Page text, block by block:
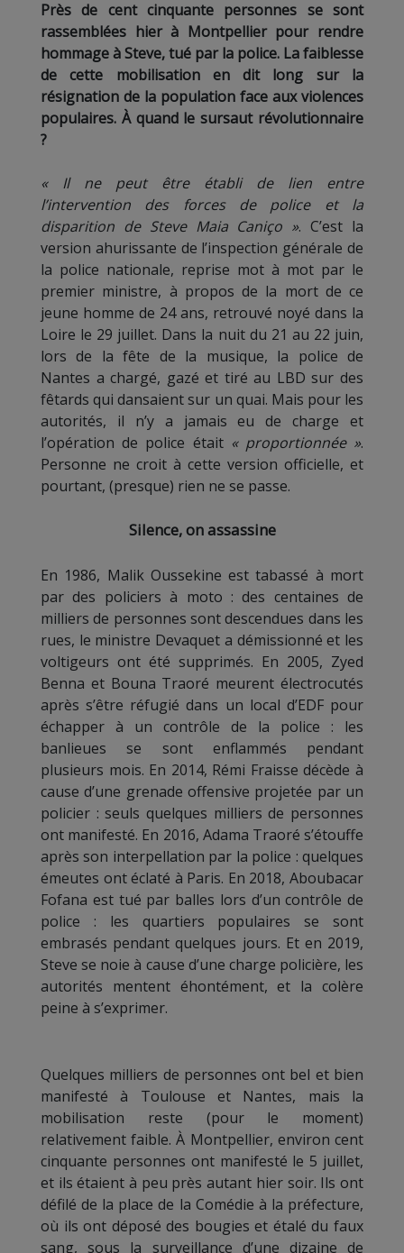
Près de cent cinquante personnes se sont
rassemblées hier à Montpellier pour rendre
hommage à Steve, tué par la police. La faiblesse
de cette mobilisation en dit long sur la
résignation de la population face aux violences
populaires. À quand le sursaut révolutionnaire
?
« Il ne peut être établi de lien entre
l’intervention des forces de police et la
disparition de Steve Maia Caniço ». C’est la
version ahurissante de l’inspection générale de
la police nationale, reprise mot à mot par le
premier ministre, à propos de la mort de ce
jeune homme de 24 ans, retrouvé noyé dans la
Loire le 29 juillet. Dans la nuit du 21 au 22 juin,
lors de la fête de la musique, la police de
Nantes a chargé, gazé et tiré au LBD sur des
fêtards qui dansaient sur un quai. Mais pour les
autorités, il n’y a jamais eu de charge et
l’opération de police était « proportionnée».
Personne ne croit à cette version officielle, et
pourtant, (presque) rien ne se passe.
Silence, on assassine
En 1986, Malik Oussekine est tabassé à mort
par des policiers à moto : des centaines de
milliers de personnes sont descendues dans les
rues, le ministre Devaquet a démissionné et les
voltigeurs ont été supprimés. En 2005, Zyed
Benna et Bouna Traoré meurent électrocutés
après s’être réfugié dans un local d’EDF pour
échapper à un contrôle de la police : les
banlieues se sont enflammés pendant
plusieurs mois. En 2014, Rémi Fraisse décède à
cause d’une grenade offensive projetée par un
policier : seuls quelques milliers de personnes
ont manifesté. En 2016, Adama Traoré s’étouffe
après son interpellation par la police : quelques
émeutes ont éclaté à Paris. En 2018, Aboubacar
Fofana est tué par balles lors d’un contrôle de
police : les quartiers populaires se sont
embrasés pendant quelques jours. Et en 2019,
Steve se noie à cause d’une charge policière, les
autorités mentent éhontément, et la colère
peine à s’exprimer.
Quelques milliers de personnes ont bel et bien
manifesté à Toulouse et Nantes, mais la
mobilisation reste (pour le moment)
relativement faible. À Montpellier, environ cent
cinquante personnes ont manifesté le 5 juillet,
et ils étaient à peu près autant hier soir. Ils ont
défilé de la place de la Comédie à la préfecture,
où ils ont déposé des bougies et étalé du faux
sang, sous la surveillance d’une dizaine de